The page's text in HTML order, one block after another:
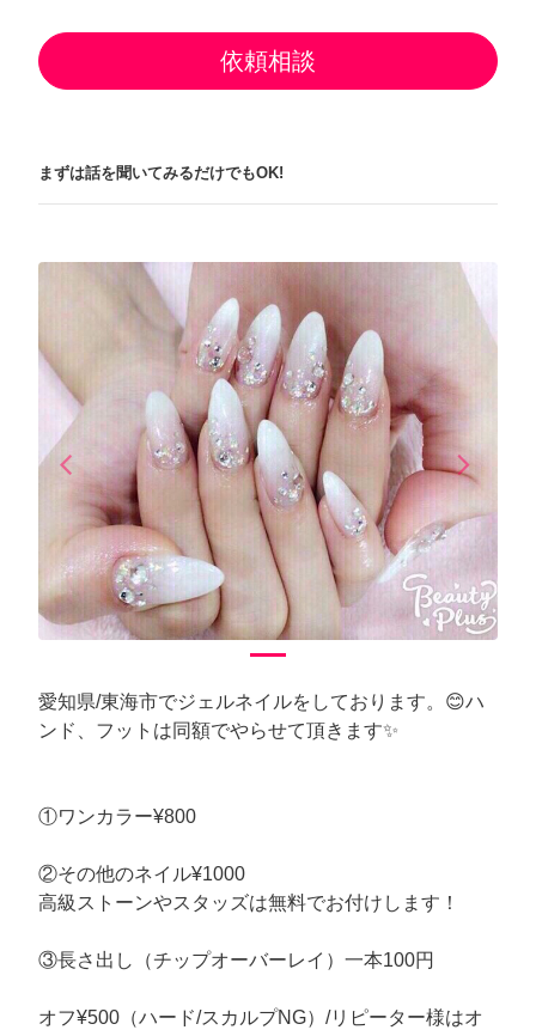
依頼相談
まずは話を聞いてみるだけでもOK!
arrow_back_iosPrevious arrow_forward_iosNext
愛知県/東海市でジェルネイルをしております。😊ハ
ンド、フットは同額でやらせて頂きます✨
①ワンカラー¥800
②その他のネイル¥1000
高級ストーンやスタッズは無料でお付けします！
③長さ出し（チップオーバーレイ）一本100円
オフ¥500（ハード/スカルプNG）/リピーター様はオ